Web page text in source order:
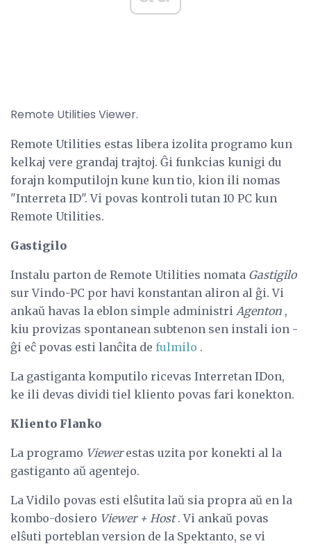
Remote Utilities Viewer.
Remote Utilities estas libera izolita programo kun
kelkaj vere grandaj trajtoj. Ĝi funkcias kunigi du
forajn komputilojn kune kun tio, kion ili nomas
"Interreta ID". Vi povas kontroli tutan 10 PC kun
Remote Utilities.
Gastigilo
Instalu parton de Remote Utilities nomata Gastigilo
sur Vindo-PC por havi konstantan aliron al ĝi. Vi
ankaŭ havas la eblon simple administri Agenton ,
kiu provizas spontanean subtenon sen instali ion -
ĝi eĉ povas esti lanĉita de fulmilo .
La gastiganta komputilo ricevas Interretan IDon,
ke ili devas dividi tiel kliento povas fari konekton.
Kliento Flanko
La programo Viewerestas uzita por konekti al la
gastiganto aŭ agentejo.
La Vidilo povas esti elŝutita laŭ sia propra aŭ en la
kombo-dosiero Viewer + Host. Vi ankaŭ povas
elŝuti porteblan version de la Spektanto, se vi